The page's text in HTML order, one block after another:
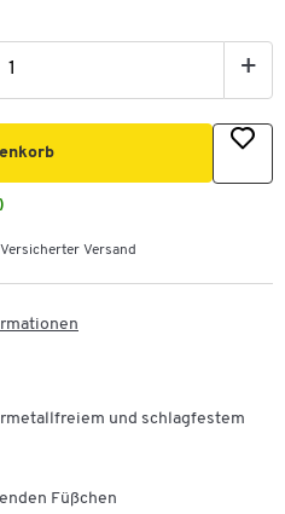
+
Versicherter Versand
und schlagfestem
Füßchen